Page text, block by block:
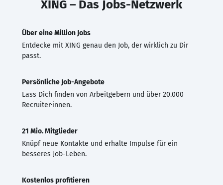
XING – Das Jobs-Netzwerk
Über eine Million Jobs
Entdecke mit XING genau den Job, der wirklich zu Dir
passt.
Persönliche Job-Angebote
Lass Dich finden von Arbeitgebern und über 20.000
Recruiter·innen.
21 Mio. Mitglieder
Knüpf neue Kontakte und erhalte Impulse für ein
besseres Job-Leben.
Kostenlos profitieren